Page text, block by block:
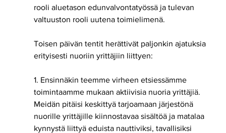
rooli aluetason edunvalvontatyössä ja tulevan
valtuuston rooli uutena toimielimenä.
Toisen päivän tentit herättivät paljonkin ajatuksia
erityisesti nuoriin yrittäjiin liittyen:
1. Ensinnäkin teemme virheen etsiessämme
toimintaamme mukaan aktiivisia nuoria yrittäjiä.
Meidän pitäisi keskittyä tarjoamaan järjestönä
nuorille yrittäjille kiinnostavaa sisältöä ja matalaa
kynnystä liittyä eduista nauttiviksi, tavallisiksi